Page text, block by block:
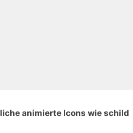
animierte Icons wie schild